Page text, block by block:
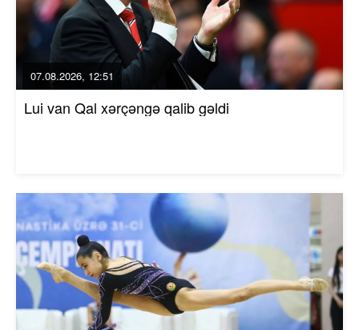
07.08.2026, 12:51
Lui van Qal xərçəngə qalib gəldi